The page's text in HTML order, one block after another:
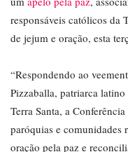
responsáveis católicos da
de jejum e oração, esta
“Respondendo ao
Pizzaballa, patriarca
Terra Santa, a
paróquias e comunidades
oração pela paz e